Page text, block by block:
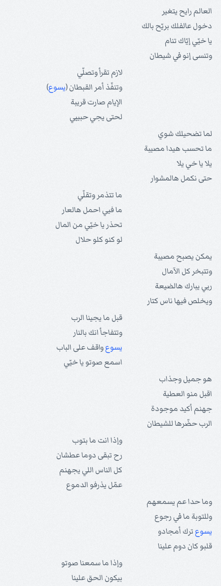
العالم رايح يتغير
دخول عالفلك بريّح بالك
يا خيّي إيّاك تنام
وتنسى إنو في شيطان
لازم تقرأ وتصلّي
وتنفّذ أمر القبطان (يسوع)
الإيام صارت قريبة
لحتى يجي حبيبي
لما تضحيلك شوي
ما تحسب هيدا مصيبة
يلا يا خي يلا
حتى نكمل هالمشوار
ما تتذمر وتقلّي
ما فيي احمل هالعار
تحذر يا خيّي من المال
لو كنو كلو حلال
يمكن يصبح مصيبة
وتتبخر كل الآمال
ربي يبارك هالضيعة
ويخلص فيها ناس كتار
قبل ما يجينا الرب
وتتفاجأ انك بالنار
يسوعواقف على الباب
اسمع صوتو يا خيّي
هو جميل وجذاب
اقبل منو العطية
جهنم أكيد موجودة
الرب حضّرها للشيطان
وإذا انت ما بتوب
رح تبقى دوما عطشان
كل الناس اللي يجهنم
عمّل يذرفو الدموع
وما حدا عم يسمعهم
وللتوبة ما في رجوع
يسوع ترك أمجادو
قلبو كان دوم علينا
وإذا ما سمعنا صوتو
بيكون الحق علينا